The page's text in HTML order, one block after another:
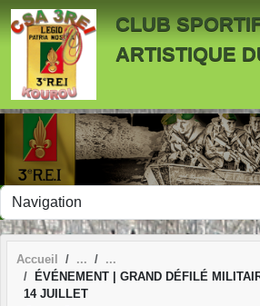
CLUB
ARTISTIQUE
Accueil
ÉVÉNEMENT | GRAND DÉFILÉ
14 JUILLET
Panneau de gestion des cookies